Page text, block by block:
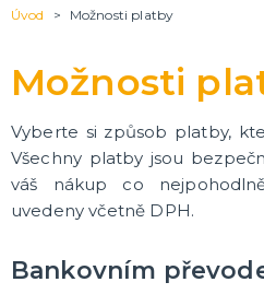
Půjčovna kostýmů
Nafukování balónků
Prodejny
Rozvoz
Párty Blog
Kariéra
KOSTÝMY NA KARNEVAL
Dětské kostýmy a doplňky
LICENCOVANÉ PRODUKTY
Angry Birds
Auta
Avengers
DOPLŇKY KE KOSTÝMŮM
Úvod Možnosti platby
Možnosti
Vyberte si způsob platby,
Všechny platby jsou
váš nákup co
uvedeny včetně DPH.
Bankovním